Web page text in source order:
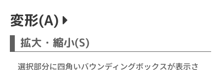
変形(A)
拡大・縮小(S)
選択部分に四角いバウンディングボックスが表示さ